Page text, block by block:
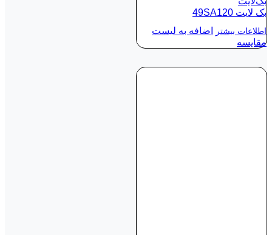
بک لايت 49SA120
اطلاعات بیشتر
اضافه به لیست
مقایسه